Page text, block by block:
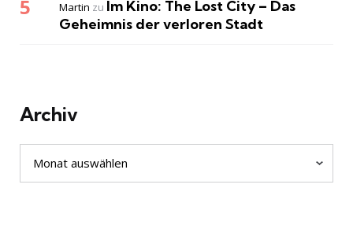
Martin zu Im Kino: The Lost City – Das
Geheimnis der verloren Stadt
Archiv